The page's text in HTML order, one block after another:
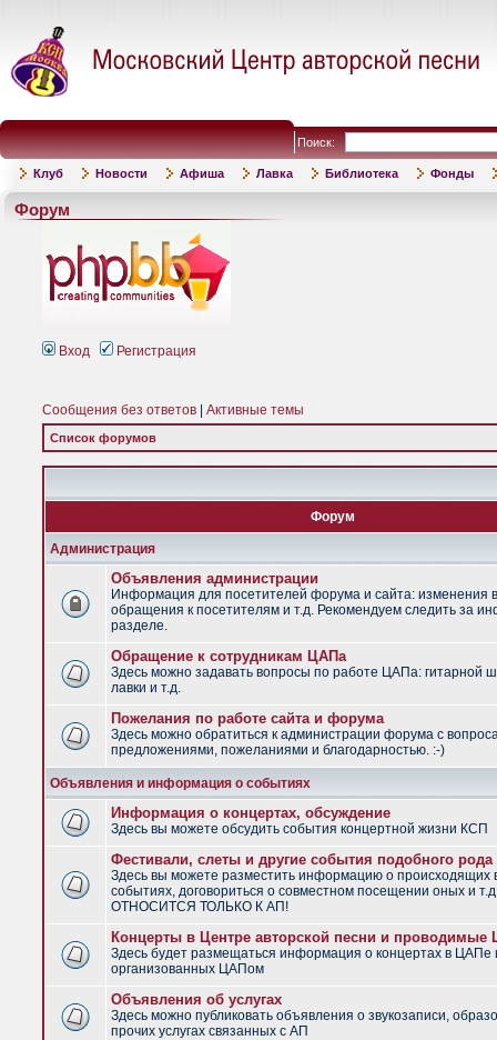
Поиск:
Клуб Новости Афиша Лавка Библиотека Фонды
Форум
Вход Регистрация
Сообщения без ответов Активные темы
Список форумов
Форум
Администрация
Объявления администрации
Информация для посетителей форума и сайта: изменения
обращения к посетителям и т.д. Рекомендуем следить за
разделе.
Обращение к сотрудникам ЦАПа
Здесь можно задавать вопросы по работе ЦАПа: гитарной
лавки и т.д.
Пожелания по работе сайта и форума
Здесь можно обратиться к администрации форума с
предложениями, пожеланиями и благодарностью. :-)
Объявления и информация о событиях
Информация о концертах, обсуждение
Здесь вы можете обсудить события концертной жизни КСП
Фестивали, слеты и другие события подобного рода
Здесь вы можете разместить информацию о
событиях, договориться о совместном посещении оных и
ОТНОСИТСЯ ТОЛЬКО К АП!
Концерты в Центре авторской песни и
Здесь будет размещаться информация о концертах в ЦАПе
организованных ЦАПом
Объявления об услугах
Здесь можно публиковать объявления о звукозаписи,
прочих услугах связанных с АП